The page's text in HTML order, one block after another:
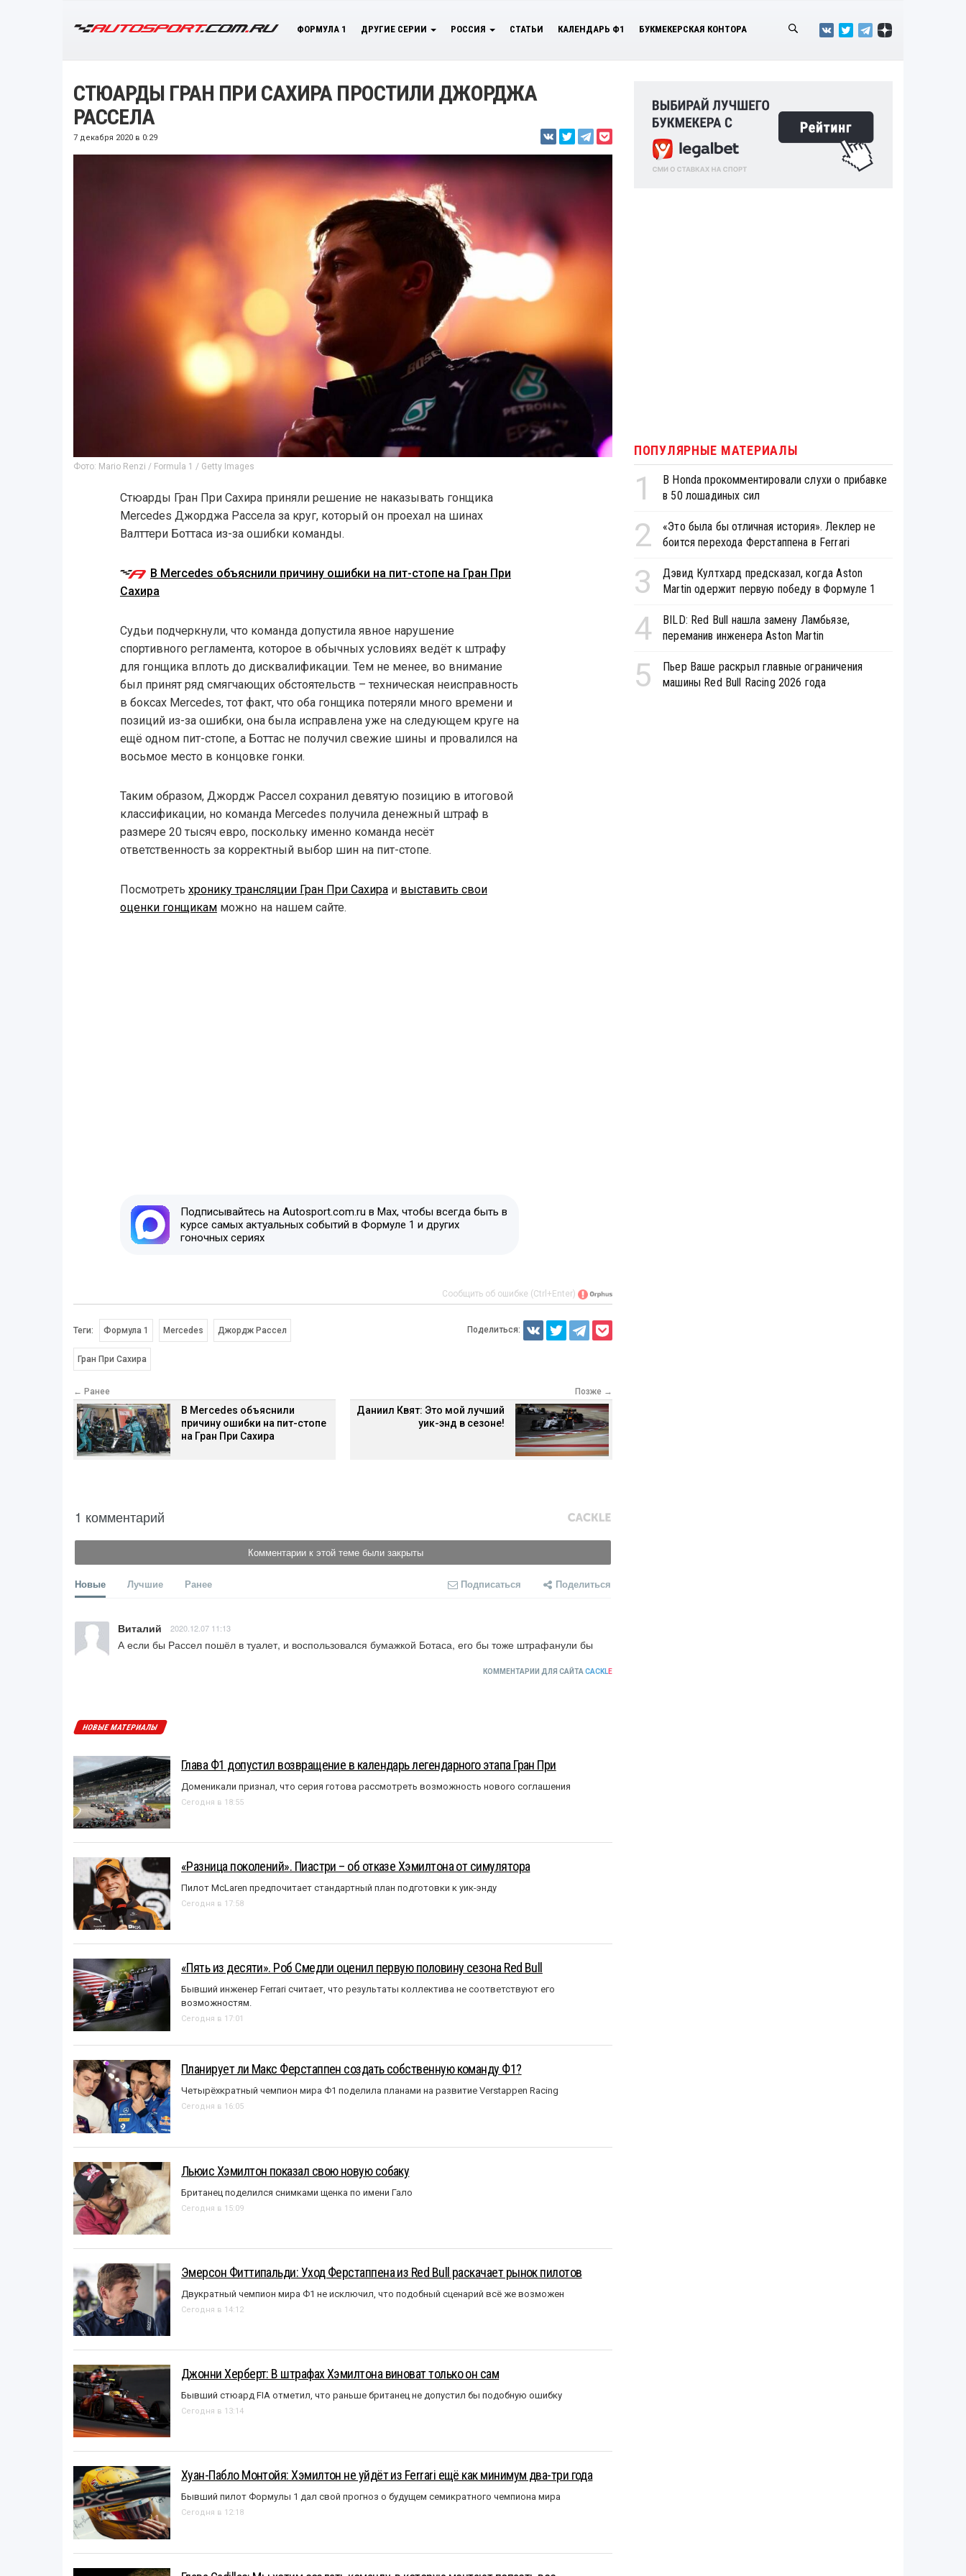
ФОРМУЛА 1 ДРУГИЕ СЕРИИ РОССИЯ СТАТЬИ КАЛЕНДАРЬ Ф1 БУКМЕКЕРСКАЯ КОНТОРА
СТЮАРДЫ ГРАН ПРИ САХИРА ПРОСТИЛИ ДЖОРДЖА
РАССЕЛА
7 декабря 2020 в 0:29
Фото: Mario Renzi / Formula 1 / Getty Images
Стюарды Гран При Сахира приняли решение не наказывать гонщика
Mercedes Джорджа Рассела за круг, который он проехал на шинах
Валттери Боттаса из-за ошибки команды.
В Mercedes объяснили причину ошибки на пит-стопе на Гран При
Сахира
Судьи подчеркнули, что команда допустила явное нарушение
спортивного регламента, которое в обычных условиях ведёт к штрафу
для гонщика вплоть до дисквалификации. Тем не менее, во внимание
был принят ряд смягчающих обстоятельств – техническая неисправность
в боксах Mercedes, тот факт, что оба гонщика потеряли много времени и
позиций из-за ошибки, она была исправлена уже на следующем круге на
ещё одном пит-стопе, а Боттас не получил свежие шины и провалился на
восьмое место в концовке гонки.
Таким образом, Джордж Рассел сохранил девятую позицию в итоговой
классификации, но команда Mercedes получила денежный штраф в
размере 20 тысяч евро, поскольку именно команда несёт
ответственность за корректный выбор шин на пит-стопе.
Посмотреть хронику трансляции Гран При Сахираи выставить свои
оценки гонщикамможно на нашем сайте.
Подписывайтесь на Autosport.com.ru в Max, чтобы всегда быть в
курсе самых актуальных событий в Формуле 1 и других
гоночных сериях
Сообщить об ошибке (Ctrl+Enter)
Теги: Формула 1 Mercedes Джордж Рассел
Гран При Сахира
Поделиться:
← Ранее
В Mercedes объяснили
причину ошибки на пит-стопе
на Гран При Сахира
Позже →
Даниил Квят: Это мой лучший
уик-энд в сезоне!
1 комментарий
Комментарии к этой теме были закрыты
Новые Лучшие Ранее Подписаться Поделиться
Виталий 2020.12.07 11:13
А если бы Рассел пошёл в туалет, и воспользовался бумажкой Ботаса, его бы тоже штрафанули бы
КОММЕНТАРИИ ДЛЯ САЙТА CACKLE
НОВЫЕ МАТЕРИАЛЫ
Глава Ф1 допустил возвращение в календарь легендарного этапа Гран При
Доменикали признал, что серия готова рассмотреть возможность нового соглашения
Сегодня в 18:55
«Разница поколений». Пиастри – об отказе Хэмилтона от симулятора
Пилот McLaren предпочитает стандартный план подготовки к уик-энду
Сегодня в 17:58
«Пять из десяти». Роб Смедли оценил первую половину сезона Red Bull
Бывший инженер Ferrari считает, что результаты коллектива не соответствуют его
возможностям.
Сегодня в 17:01
Планирует ли Макс Ферстаппен создать собственную команду Ф1?
Четырёхкратный чемпион мира Ф1 поделила планами на развитие Verstappen Racing
Сегодня в 16:05
Льюис Хэмилтон показал свою новую собаку
Британец поделился снимками щенка по имени Гало
Сегодня в 15:09
Эмерсон Фиттипальди: Уход Ферстаппена из Red Bull раскачает рынок пилотов
Двукратный чемпион мира Ф1 не исключил, что подобный сценарий всё же возможен
Сегодня в 14:12
Джонни Херберт: В штрафах Хэмилтона виноват только он сам
Бывший стюард FIA отметил, что раньше британец не допустил бы подобную ошибку
Сегодня в 13:14
Хуан-Пабло Монтойя: Хэмилтон не уйдёт из Ferrari ещё как минимум два-три года
Бывший пилот Формулы 1 дал свой прогноз о будущем семикратного чемпиона мира
Сегодня в 12:18
ПОПУЛЯРНЫЕ МАТЕРИАЛЫ
1
В Honda прокомментировали слухи о прибавке
в 50 лошадиных сил
2
«Это была бы отличная история». Леклер не
боится перехода Ферстаппена в Ferrari
3
Дэвид Култхард предсказал, когда Aston
Martin одержит первую победу в Формуле 1
4
BILD: Red Bull нашла замену Ламбьязе,
переманив инженера Aston Martin
5
Пьер Ваше раскрыл главные ограничения
машины Red Bull Racing 2026 года